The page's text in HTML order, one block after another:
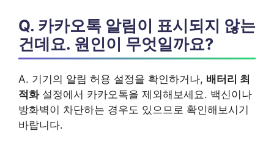
Q. 카카오톡 알림이 표시되지 않는
건데요. 원인이 무엇일까요?
A. 기기의 알림 허용 설정을 확인하거나, 배터리 최
적화설정에서 카카오톡을 제외해보세요. 백신이나
방화벽이 차단하는 경우도 있으므로 확인해보시기
바랍니다.